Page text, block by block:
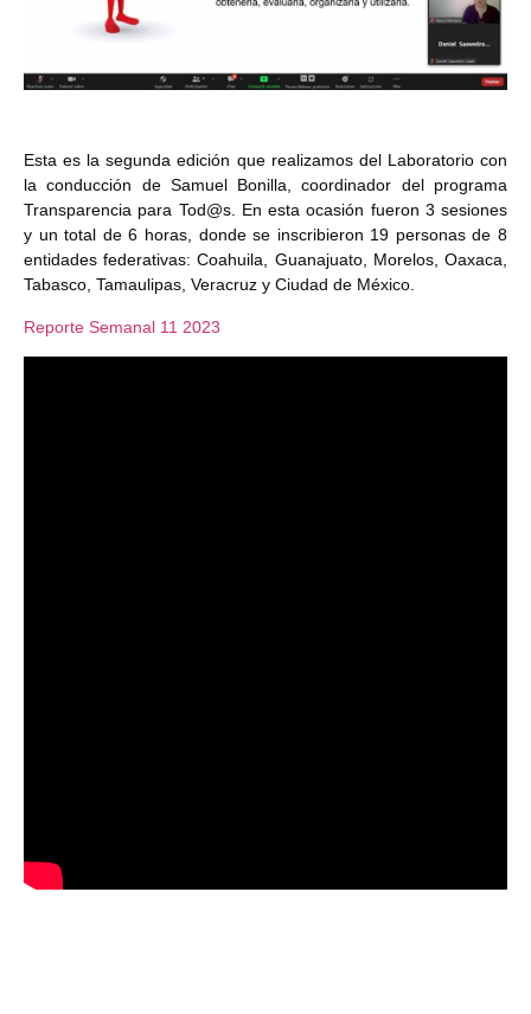
Esta es la segunda edición que realizamos del Laboratorio con
la conducción de Samuel Bonilla, coordinador del programa
Transparencia para Tod@s. En esta ocasión fueron 3 sesiones
y un total de 6 horas, donde se inscribieron 19 personas de 8
entidades federativas: Coahuila, Guanajuato, Morelos, Oaxaca,
Tabasco, Tamaulipas, Veracruz y Ciudad de México.
Reporte Semanal 11 2023